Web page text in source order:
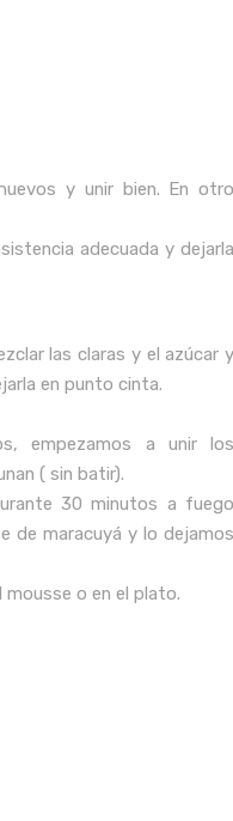
y unir bien. En otro
adecuada y dejarla
las claras y el azúcar y
en punto cinta.
empezamos a unir los
( sin batir).
30 minutos a fuego
de maracuyá y lo dejamos
mousse o en el plato.